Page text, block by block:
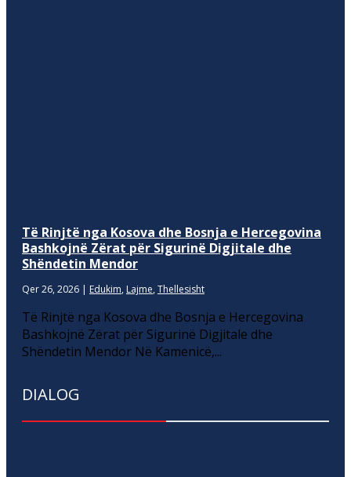
Të Rinjtë nga Kosova dhe Bosnja e Hercegovina
Bashkojnë Zërat për Sigurinë Digjitale dhe
Shëndetin Mendor
Qer 26, 2026 | Edukim, Lajme, Thellesisht
Të Rinjtë nga Kosova dhe Bosnja e Hercegovina
Bashkojnë Zërat për Sigurinë Digjitale dhe
Shëndetin Mendor Në Kamenicë,...
DIALOG